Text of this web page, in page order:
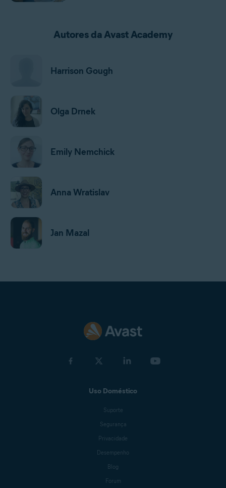
Autores da Avast Academy
Harrison Gough
Olga Drnek
Emily Nemchick
Anna Wratislav
Jan Mazal
Benjamin Gorman
Jessica Valasek Estenssoro
Melanie Weber
Uso Doméstico
Suporte
Segurança
Privacidade
Desempenho
Blog
Forum